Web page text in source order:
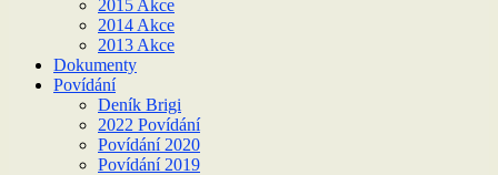
2015 Akce
2014 Akce
2013 Akce
Dokumenty
Povídání
Deník Brigi
2022 Povídání
Povídání 2020
Povídání 2019